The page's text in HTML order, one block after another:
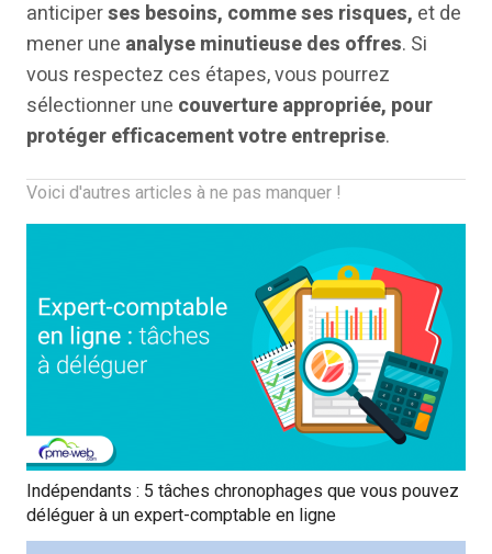
anticiperses besoins, comme ses risques, et de
mener une analyse minutieuse des offres. Si
vous respectez ces étapes, vous pourrez
sélectionner une couverture appropriée, pour
protéger efficacement votre entreprise.
Voici d'autres articles à ne pas manquer !
Indépendants : 5 tâches chronophages que vous pouvez
déléguer à un expert-comptable en ligne